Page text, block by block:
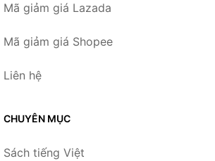
Mã giảm giá Lazada
Mã giảm giá Shopee
Liên hệ
CHUYÊN MỤC
Sách tiếng Việt